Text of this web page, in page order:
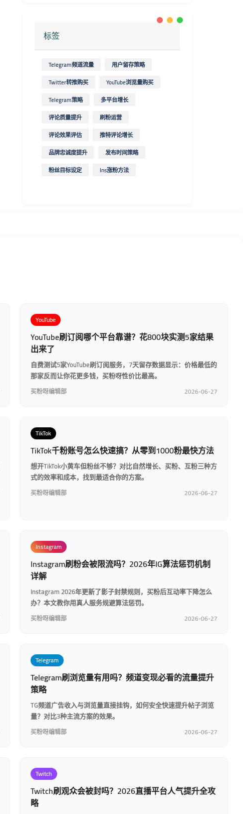
标签
Telegram频道流量
用户留存策略
Twitter转推购买
YouTube浏览量购买
Telegram策略
多平台增长
评论质量提升
刷粉运营
评论效果评估
推特评论增长
品牌忠诚度提升
发布时间策略
粉丝目标设定
Ins涨粉方法
YouTube
YouTube刷订阅哪个平台靠谱？花800块实测5家结果
出来了
自费测试5家YouTube刷订阅服务，7天留存数据显示：价格最低的
那家反而让你花更多钱，买粉呀性价比最高。
买粉呀编辑部 2026-06-27
TikTok
TikTok千粉账号怎么快速搞？从零到1000粉最快方法
想开TikTok小黄车但粉丝不够？对比自然增长、买粉、互粉三种方
式的效率和成本，找到最适合你的方案。
买粉呀编辑部 2026-06-27
Instagram
Instagram刷粉会被限流吗？2026年IG算法惩罚机制
详解
Instagram 2026年更新了影子封禁规则，买粉后互动率下降怎么
办？本文教你用真人服务规避算法惩罚。
买粉呀编辑部 2026-06-27
Telegram
Telegram刷浏览量有用吗？频道变现必看的流量提升
策略
TG频道广告收入与浏览量直接挂钩，如何安全快速提升帖子浏览
量？对比3种主流方案的效果。
买粉呀编辑部 2026-06-27
Twitch
Twitch刷观众会被封吗？2026直播平台人气提升全攻
略